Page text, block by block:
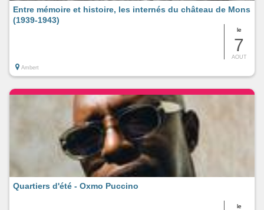
le
7
AOUT
Entre mémoire et histoire, les internés du château de Mons
(1939-1943)
Ambert
le
Quartiers d'été - Oxmo Puccino